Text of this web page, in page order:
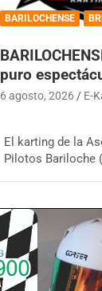
BARILOCHENSE
puro
6 agosto, 2026 E-
El karting de la
Pilotos Bariloche